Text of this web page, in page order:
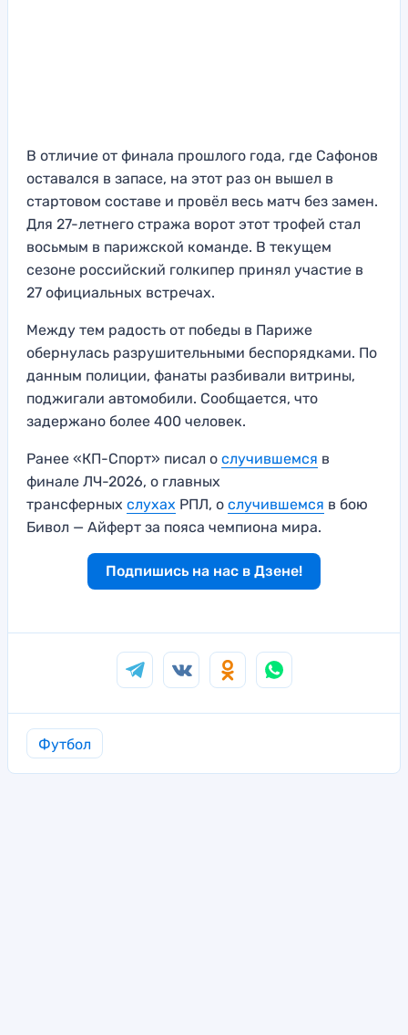
В отличие от финала прошлого года, где Сафонов
оставался в запасе, на этот раз он вышел в
стартовом составе и провёл весь матч без замен.
Для 27-летнего стража ворот этот трофей стал
восьмым в парижской команде. В текущем
сезоне российский голкипер принял участие в
27 официальных встречах.
Между тем радость от победы в Париже
обернулась разрушительными беспорядками. По
данным полиции, фанаты разбивали витрины,
поджигали автомобили. Сообщается, что
задержано более 400 человек.
Ранее «КП-Спорт» писал о случившемся в
финале ЛЧ-2026, о главных
трансферных слухах РПЛ, о случившемся в бою
Бивол — Айферт за пояса чемпиона мира.
Подпишись на нас в Дзене!
Футбол